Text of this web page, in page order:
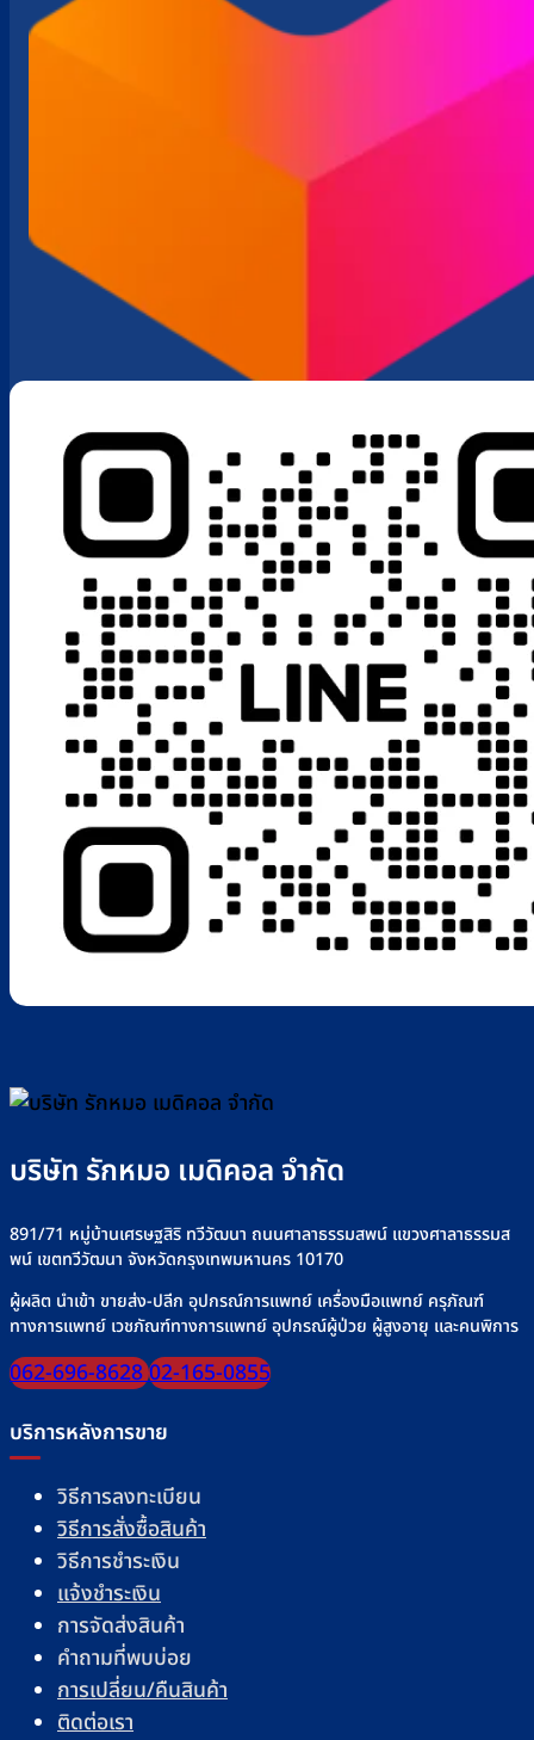
บริษัท รักหมอ เมดิคอล จำกัด
891/71 หมู่บ้านเศรษฐสิริ ทวีวัฒนา ถนนศาลาธรรมสพน์ แขวงศาลาธรรมส
พน์ เขตทวีวัฒนา จังหวัดกรุงเทพมหานคร 10170
ผู้ผลิต นำเข้า ขายส่ง-ปลีก อุปกรณ์การแพทย์ เครื่องมือแพทย์ ครุภัณฑ์
ทางการแพทย์ เวชภัณฑ์ทางการแพทย์ อุปกรณ์ผู้ป่วย ผู้สูงอายุ และคนพิการ
062-696-862802-165-0855
บริการหลังการขาย
วิธีการลงทะเบียน
วิธีการสั่งซื้อสินค้า
วิธีการชำระเงิน
แจ้งชำระเงิน
การจัดส่งสินค้า
คำถามที่พบบ่อย
การเปลี่ยน/คืนสินค้า
ติดต่อเรา